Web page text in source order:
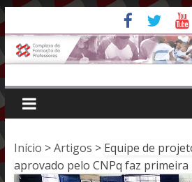
para
conteúdo
Início >Artigos > Equipe de
aprovado pelo CNPq faz